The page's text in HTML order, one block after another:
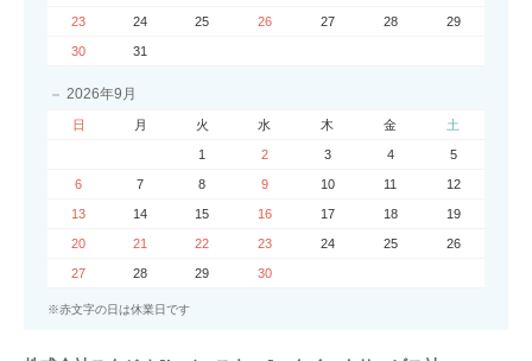
23 24 25 26 27 28 29
30 31
2026年9月
日 月 火 水 木 金 土
1 2 3 4 5
6 7 8 9 10 11 12
13 14 15 16 17 18 19
20 21 22 23 24 25 26
27 28 29 30
※赤文字の日は休業日です